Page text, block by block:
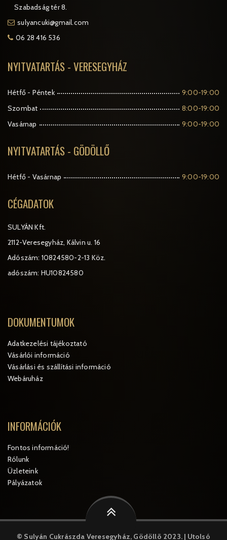
Szabadság tér 8.
sulyancuki@gmail.com
06 28 416 536
NYITVATARTÁS - VERESEGYHÁZ
Hétfő - Péntek
9:00-19:00
Szombat
8:00-19:00
Vasárnap
9:00-19:00
NYITVATARTÁS - GÖDÖLLŐ
Hétfő - Vasárnap 9:00-19:00
CÉGADATOK
SULYÁN Kft.
2112-Veresegyház, Kálvin u. 16
Adószám: 10824580-2-13 Köz.
adószám: HU10824580
DOKUMENTUMOK
Adatkezelési tájékoztató
Vásárlói információ
Vásárlási és szállítási információ
Webáruház
INFORMÁCIÓK
Fontos információ!
Rólunk
Üzleteink
Pályázatok
© Sulyán Cukrászda Veresegyház, Gödöllõ 2023. | Utolsó